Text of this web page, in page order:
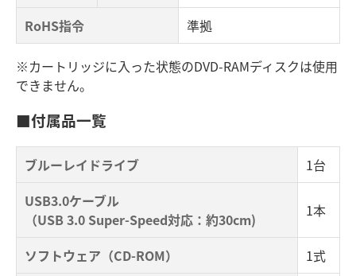
RoHS指令 準拠
※カートリッジに入った状態のDVD-RAMディスクは使用
できません。
■付属品一覧
ブルーレイドライブ
1台
USB3.0ケーブル
（USB 3.0 Super-Speed対応：約30cm)
1本
ソフトウェア（CD-ROM）
1式